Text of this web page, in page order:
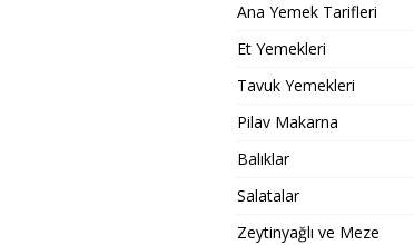
Ana Yemek Tarifleri
Et Yemekleri
Tavuk Yemekleri
Pilav Makarna
Balıklar
Salatalar
Zeytinyağlı ve Meze